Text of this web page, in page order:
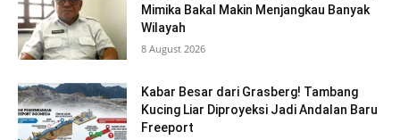
Mimika Bakal Makin Menjangkau Banyak
Wilayah
8 August 2026
Kabar Besar dari Grasberg! Tambang
Kucing Liar Diproyeksi Jadi Andalan Baru
Freeport